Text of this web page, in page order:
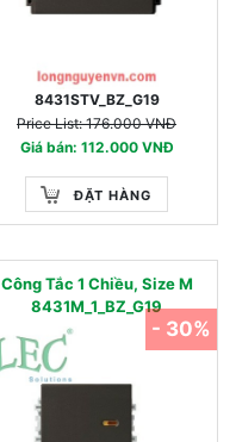
8431STV_BZ_G19
Price List: 176.000 VNĐ
Giá bán: 112.000 VNĐ
ĐẶT HÀNG
Công Tắc 1 Chiều, Size M
8431M_1_BZ_G19
- 30%